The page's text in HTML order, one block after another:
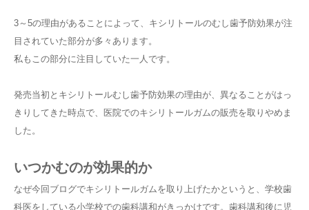
3～5の理由があることによって、キシリトールのむし歯予防効果が注
目されていた部分が多々あります。
私もこの部分に注目していた一人です。
発売当初とキシリトールむし歯予防効果の理由が、異なることがはっ
きりしてきた時点で、医院でのキシリトールガムの販売を取りやめま
した。
いつかむのが効果的か
なぜ今回ブログでキシリトールガムを取り上げたかというと、学校歯
科医をしている小学校での歯科講和がきっかけです。歯科講和後に児